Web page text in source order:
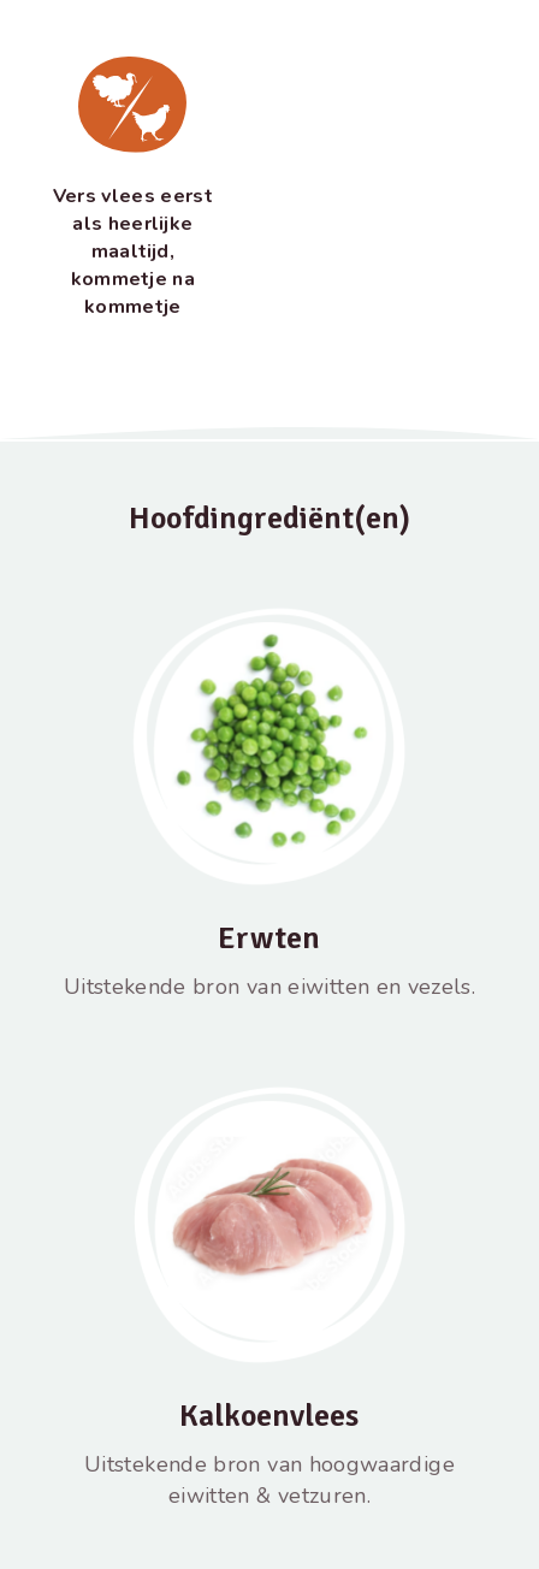
Vers vlees eerst
als heerlijke
maaltijd,
kommetje na
kommetje
Hoofdingrediënt(en)
Erwten
Uitstekende bron van eiwitten en vezels.
Kalkoenvlees
Uitstekende bron van hoogwaardige
eiwitten & vetzuren.